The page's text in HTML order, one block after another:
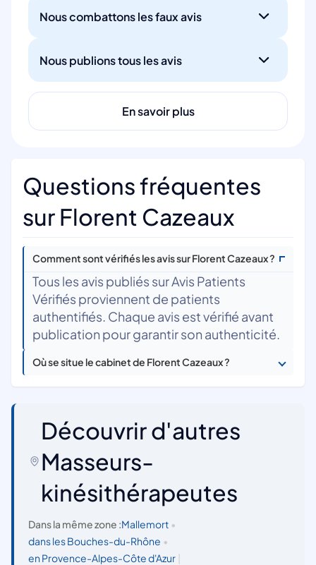
Nous combattons les faux avis
Nous publions tous les avis
En savoir plus
Questions fréquentes
sur Florent Cazeaux
Comment sont vérifiés les avis sur Florent Cazeaux ?
Tous les avis publiés sur Avis Patients
Vérifiés proviennent de patients
authentifiés. Chaque avis est vérifié avant
publication pour garantir son authenticité.
Où se situe le cabinet de Florent Cazeaux ?
Découvrir d'autres
Masseurs-
kinésithérapeutes
Dans la même zone :Mallemort •
dans les Bouches-du-Rhône •
en Provence-Alpes-Côte d'Azur